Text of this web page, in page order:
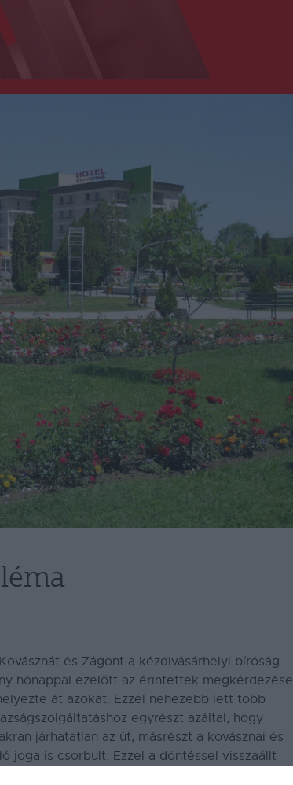
és Zágont a kézdivásárhelyi bíróság
hónappal ezelőtt az érintettek megkérdezése
át azokat. Ezzel nehezebb lett több
egyrészt azáltal, hogy
járhatatlan az út, másrészt a kovásznai és
joga is csorbult. Ezzel a döntéssel visszaállt
pedig könnyebben és anyanyelvükön